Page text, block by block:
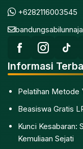
+6282116003545
Informasi
Pelatihan Metode
Beasiswa Gratis
Kunci Kesabaran:
Kemuliaan Sejati